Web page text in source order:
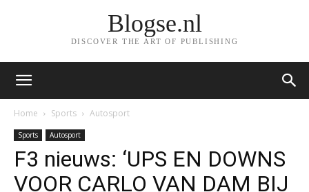
Blogse.nl
DISCOVER THE ART OF PUBLISHING
Home Sports Autosport
Sports Autosport
F3 nieuws: ‘UPS EN DOWNS
VOOR CARLO VAN DAM BIJ